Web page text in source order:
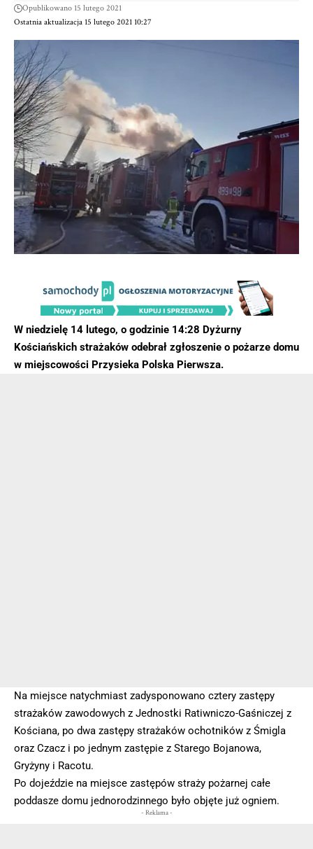
Ostatnia aktualizacja 15 lutego 2021 10:27
Opublikowano 15 lutego 2021
W niedzielę 14 lutego, o godzinie 14:28 Dyżurny
Kościańskich strażaków odebrał zgłoszenie o pożarze domu
w miejscowości Przysieka Polska Pierwsza.
Na miejsce natychmiast zadysponowano cztery zastępy
strażaków zawodowych z Jednostki Ratiwniczo-Gaśniczej z
Kościana, po dwa zastępy strażaków ochotników z Śmigla
oraz Czacz i po jednym zastępie z Starego Bojanowa,
Gryżyny i Racotu.
Po dojeździe na miejsce zastępów straży pożarnej całe
poddasze domu jednorodzinnego było objęte już ogniem.
- Reklama -